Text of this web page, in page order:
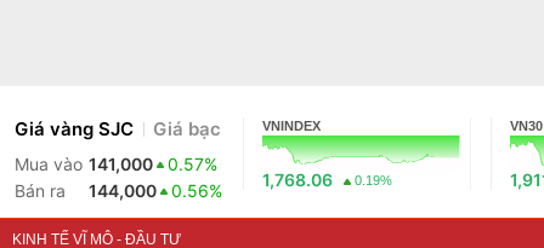
Giá vàng SJC Giá bạc
Mua vào 141,000
0.57%
Bán ra
144,000 0.56%
VNINDEX
1,768.06 0.19%
VN30
KINH TẾ VĨ MÔ - ĐẦU TƯ